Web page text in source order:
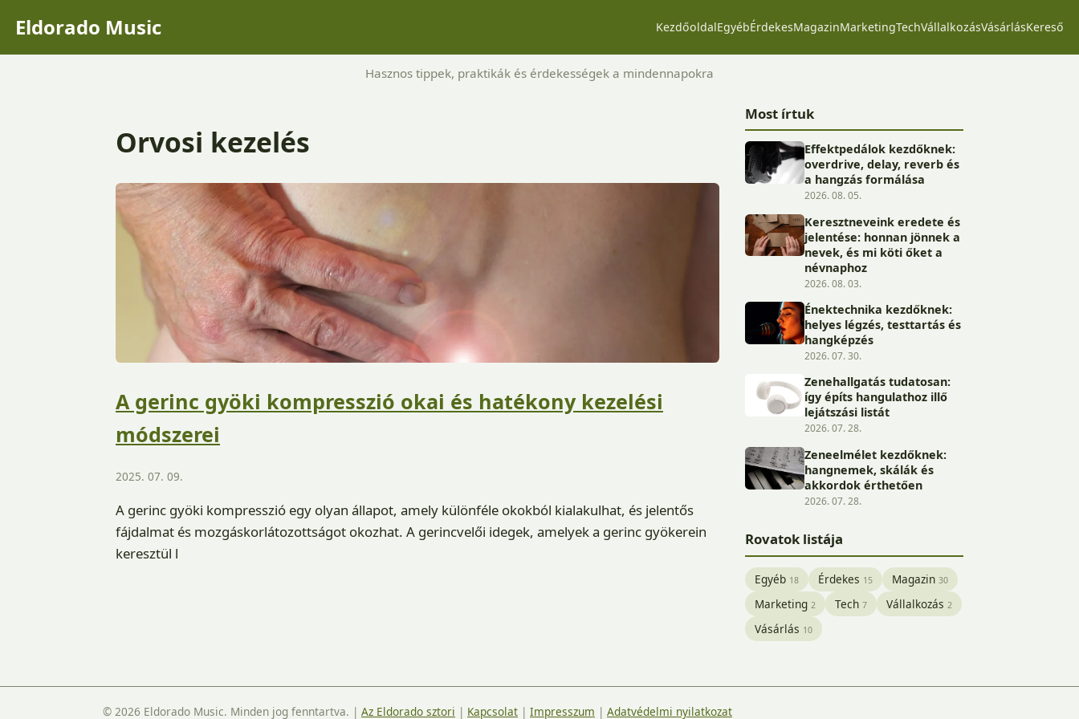
Eldorado Music KezdőoldalEgyébÉrdekesMagazinMarketingTechVállalkozásVásárlásKereső
Hasznos tippek, praktikák és érdekességek a mindennapokra
Orvosi kezelés
A gerinc gyöki kompresszió okai és hatékony kezelési
módszerei
2025. 07. 09.
A gerinc gyöki kompresszió egy olyan állapot, amely különféle okokból kialakulhat, és jelentős
fájdalmat és mozgáskorlátozottságot okozhat. A gerincvelői idegek, amelyek a gerinc gyökerein
keresztül l
Most írtuk
Effektpedálok kezdőknek:
overdrive, delay, reverb és
a hangzás formálása
2026. 08. 05.
Keresztneveink eredete és
jelentése: honnan jönnek a
nevek, és mi köti őket a
névnaphoz
2026. 08. 03.
Énektechnika kezdőknek:
helyes légzés, testtartás és
hangképzés
2026. 07. 30.
Zenehallgatás tudatosan:
így építs hangulathoz illő
lejátszási listát
2026. 07. 28.
Zeneelmélet kezdőknek:
hangnemek, skálák és
akkordok érthetően
2026. 07. 28.
Rovatok listája
Egyéb 18 Érdekes 15 Magazin 30
Marketing 2 Tech 7 Vállalkozás 2
Vásárlás 10
© 2026 Eldorado Music. Minden jog fenntartva. | Az Eldorado sztori | Kapcsolat | Impresszum | Adatvédelmi nyilatkozat